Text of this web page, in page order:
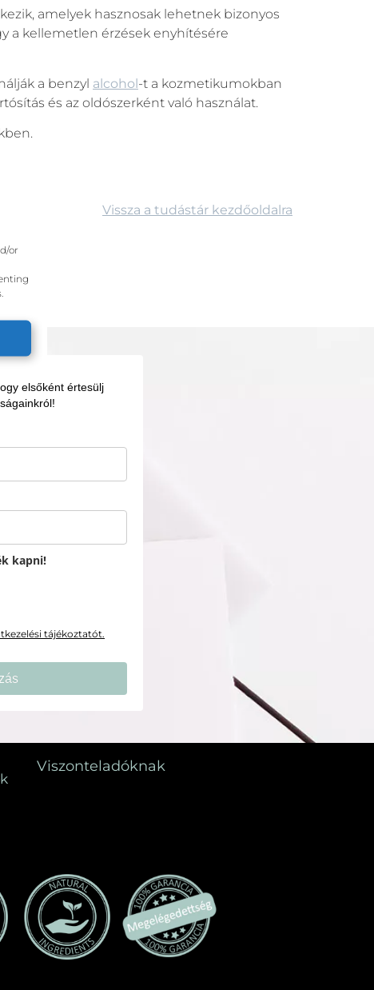
or
amelyek hasznosak lehetnek bizonyos
a kellemetlen érzések enyhítésére
a benzyl alcohol-t a kozmetikumokban
és az oldószerként való használat.
Vissza a tudástár kezdőoldalra
elsőként értesülj
kapni!
tájékoztatót.
Viszonteladóknak